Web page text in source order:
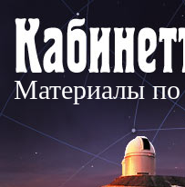
Материалы по